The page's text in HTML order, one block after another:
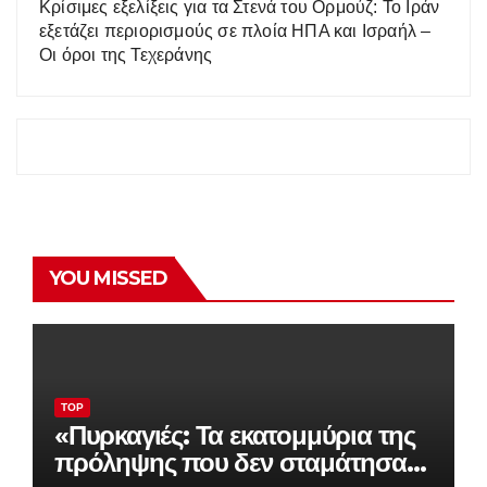
Κρίσιμες εξελίξεις για τα Στενά του Ορμούζ: Το Ιράν
εξετάζει περιορισμούς σε πλοία ΗΠΑ και Ισραήλ –
Οι όροι της Τεχεράνης
YOU MISSED
TOP
«Πυρκαγιές: Τα εκατομμύρια της
πρόληψης που δεν σταμάτησαν